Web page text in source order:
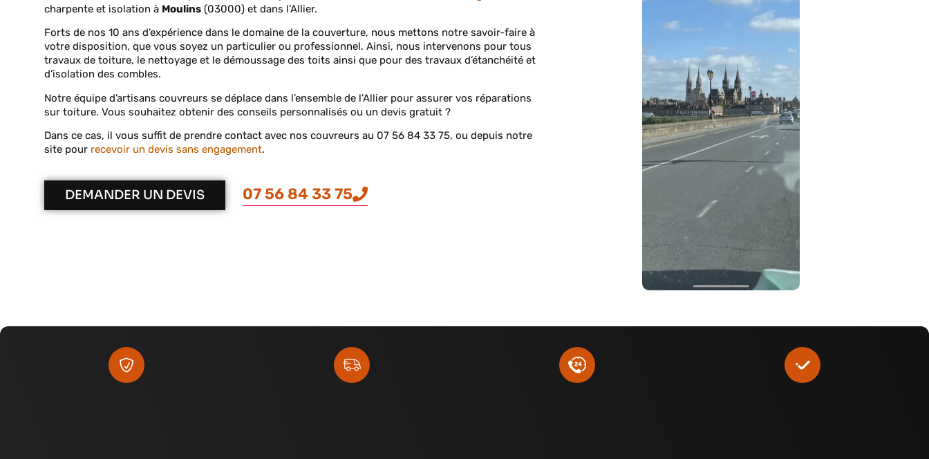
charpente et isolation à Moulins(03000) et dans l’Allier.
Forts de nos 10 ans d’expérience dans le domaine de la couverture, nous mettons notre savoir-faire à
votre disposition, que vous soyez un particulier ou professionnel. Ainsi, nous intervenons pour tous
travaux de toiture, le nettoyage et le démoussage des toits ainsi que pour des travaux d’étanchéité et
d’isolation des combles.
Notre équipe d’artisans couvreurs se déplace dans l’ensemble de l’Allier pour assurer vos réparations
sur toiture. Vous souhaitez obtenir des conseils personnalisés ou un devis gratuit ?
Dans ce cas, il vous suffit de prendre contact avec nos couvreurs au 07 56 84 33 75, ou depuis notre
site pour recevoir un devis sans engagement.
DEMANDER UN DEVIS 07 56 84 33 75